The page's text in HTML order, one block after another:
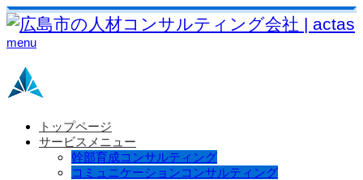
menu
トップページ
サービスメニュー
幹部育成コンサルティング
コミュニケーションコンサルティング